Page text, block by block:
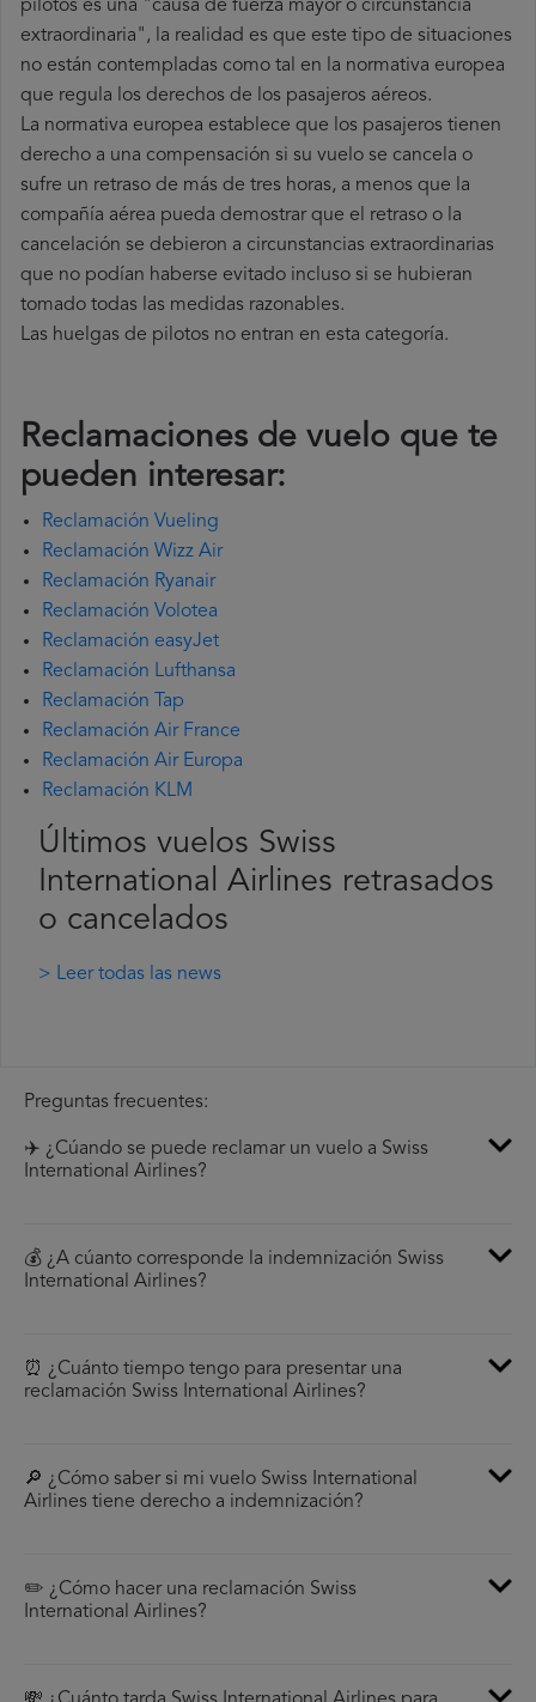
pilotos es una "causa de fuerza mayor o circunstancia
extraordinaria", la realidad es que este tipo de situaciones
no están contempladas como tal en la normativa europea
que regula los derechos de los pasajeros aéreos.
La normativa europea establece que los pasajeros tienen
derecho a una compensación si su vuelo se cancela o
sufre un retraso de más de tres horas, a menos que la
compañía aérea pueda demostrar que el retraso o la
cancelación se debieron a circunstancias extraordinarias
que no podían haberse evitado incluso si se hubieran
tomado todas las medidas razonables.
Las huelgas de pilotos no entran en esta categoría.
Reclamaciones de vuelo que te
pueden interesar:
Reclamación Vueling
Reclamación Wizz Air
Reclamación Ryanair
Reclamación Volotea
Reclamación easyJet
Reclamación Lufthansa
Reclamación Tap
Reclamación Air France
Reclamación Air Europa
Reclamación KLM
Últimos vuelos Swiss
International Airlines retrasados
o cancelados
> Leer todas las news
Preguntas frecuentes:
✈️ ¿Cúando se puede reclamar un vuelo a Swiss
International Airlines?
💰 ¿A cúanto corresponde la indemnización Swiss
International Airlines?
⏰ ¿Cuánto tiempo tengo para presentar una
reclamación Swiss International Airlines?
🔎 ¿Cómo saber si mi vuelo Swiss International
Airlines tiene derecho a indemnización?
✏️ ¿Cómo hacer una reclamación Swiss
International Airlines?